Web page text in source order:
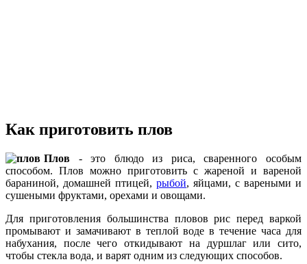
Как приготовить плов
Плов - это блюдо из риса, сваренного особым
способом. Плов можно приготовить с жаре­ной и вареной
бараниной, домашней птицей, рыбой, яйцами, с вареными и
сушеными фруктами, орехами и овощами.
Для приготовления большинства пловов рис перед варкой
промывают и замачивают в теплой воде в течение часа для
набуха­ния, после чего откидывают на дуршлаг или сито,
чтобы стекла вода, и варят одним из следующих способов.